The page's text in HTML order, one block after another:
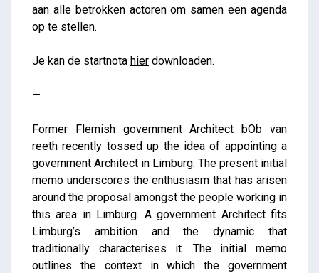
aan alle betrokken actoren om samen een agenda
op te stellen.
Je kan de startnota hier downloaden.
—
Former Flemish government Architect bOb van
reeth recently tossed up the idea of appointing a
government Architect in Limburg. The present initial
memo underscores the enthusiasm that has arisen
around the proposal amongst the people working in
this area in Limburg. A government Architect fits
Limburg’s ambition and the dynamic that
traditionally characterises it. The initial memo
outlines the context in which the government